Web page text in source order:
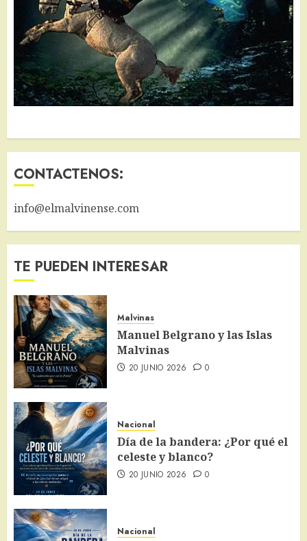
CONTACTENOS:
info@elmalvinense.com
TE PUEDEN INTERESAR
Malvinas
Manuel Belgrano y las Islas
Malvinas
20 JUNIO 2026 0
Nacional
Día de la bandera: ¿Por qué el
celeste y blanco?
20 JUNIO 2026 0
Nacional